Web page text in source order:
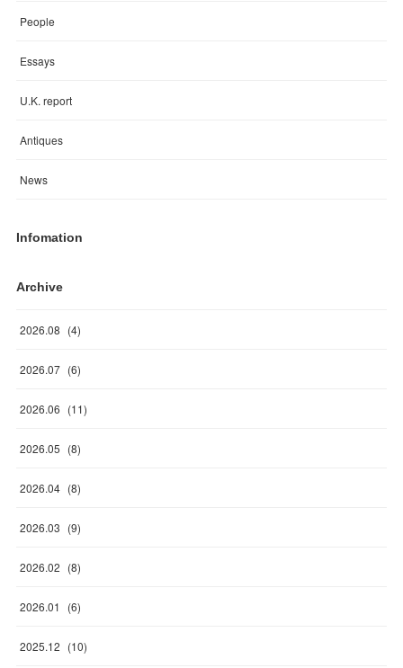
People
Essays
U.K. report
Antiques
News
Infomation
Archive
2026.08 (4)
2026.07 (6)
2026.06 (11)
2026.05 (8)
2026.04 (8)
2026.03 (9)
2026.02 (8)
2026.01 (6)
2025.12 (10)